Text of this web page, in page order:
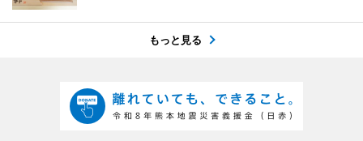
もっと見る